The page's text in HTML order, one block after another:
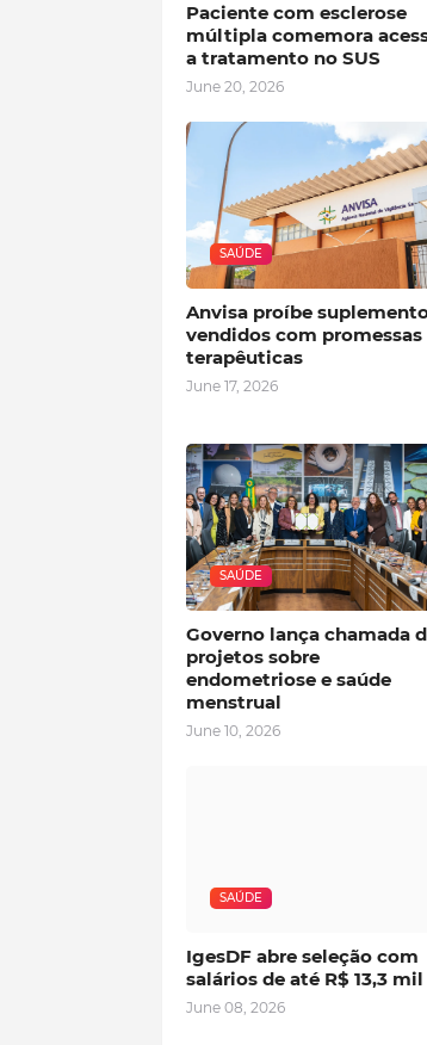
Paciente com esclerose
múltipla comemora
a tratamento no SUS
June 20, 2026
SAÚDE
Anvisa proíbe
vendidos com promessas
terapêuticas
June 17, 2026
SAÚDE
Governo lança chamada
projetos sobre
endometriose e saúde
menstrual
June 10, 2026
SAÚDE
IgesDF abre seleção com
salários de até R$ 13,3 mil
June 08, 2026